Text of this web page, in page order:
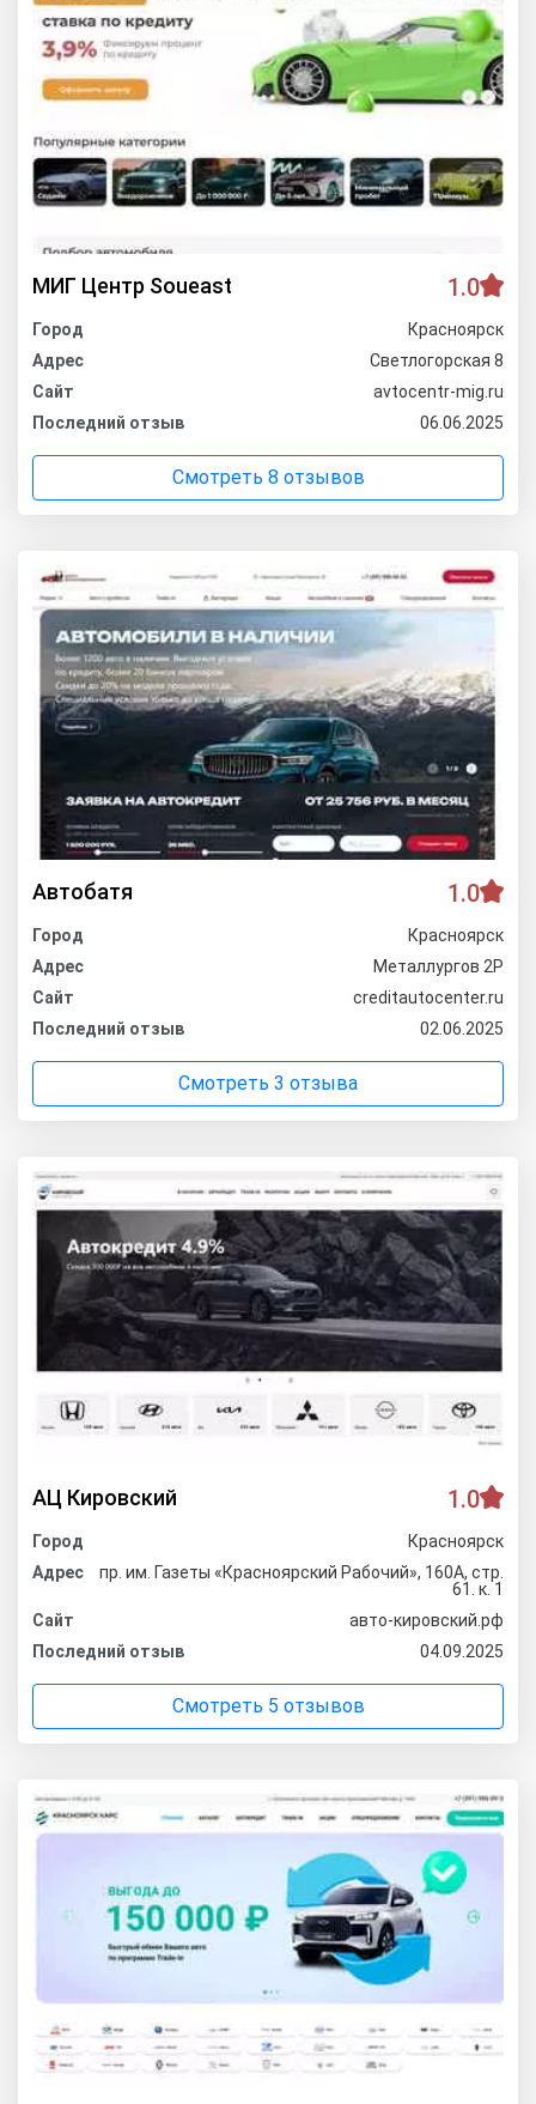
МИГ Центр Soueast 1.0
Город
Красноярск
Адрес
Светлогорская 8
Сайт
avtocentr-mig.ru
Последний отзыв
06.06.2025
Смотреть 8 отзывов
Автобатя 1.0
Город
Красноярск
Адрес
Металлургов 2Р
Сайт
creditautocenter.ru
Последний отзыв
02.06.2025
Смотреть 3 отзыва
АЦ Кировский 1.0
Город
Красноярск
Адрес
пр. им. Газеты «Красноярский Рабочий», 160А, стр.
61. к. 1
Сайт
авто-кировский.рф
Последний отзыв
04.09.2025
Смотреть 5 отзывов